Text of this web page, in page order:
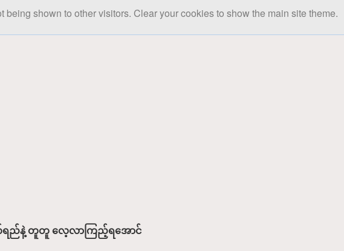
shown to other visitors. Clear your cookies to show the main site theme.
တ်ရည်နဲ့ တူတူ လေ့လာကြည့်ရအောင်